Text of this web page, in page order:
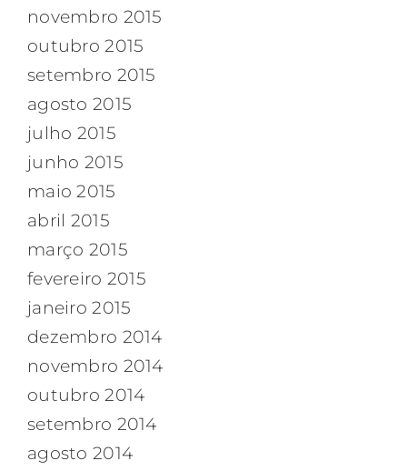
novembro 2015
outubro 2015
setembro 2015
agosto 2015
julho 2015
junho 2015
maio 2015
abril 2015
março 2015
fevereiro 2015
janeiro 2015
dezembro 2014
novembro 2014
outubro 2014
setembro 2014
agosto 2014